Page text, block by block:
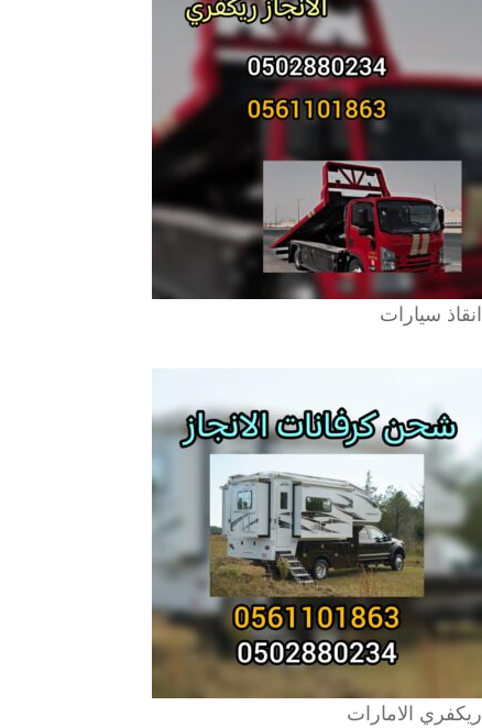
انقاذ سيارات
ريكفري الامارات